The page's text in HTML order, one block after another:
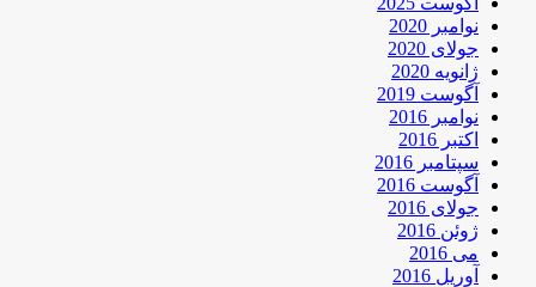
نوامبر 2020
جولای 2020
ژانویه 2020
آگوست 2019
نوامبر 2016
اکتبر 2016
سپتامبر 2016
آگوست 2016
جولای 2016
ژوئن 2016
می 2016
آوریل 2016